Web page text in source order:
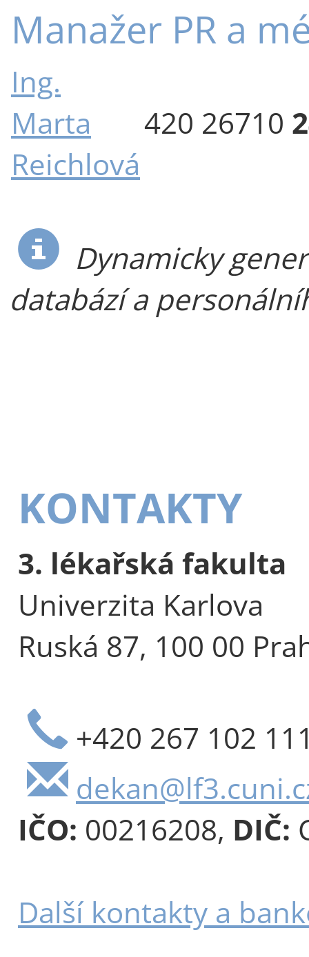
Manažer PR a
Ing.
Marta
Reichlová
420 26710
Dynamicky
databází a
KONTAKTY
3. lékařská fakulta
Univerzita Karlova
Ruská 87, 100 00
+420 267 102
IČO: 00216208, DIČ:
Další kontakty a